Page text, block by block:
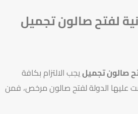
لفتح صالون تجميل
صالون تجميليجب الالتزام بكافة
نصت عليها الدولة لفتح صالون مرخص، فمن